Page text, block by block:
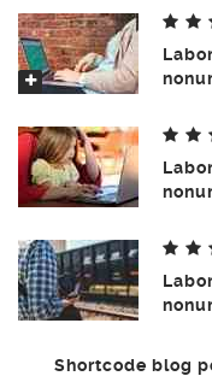
Shortcode blog